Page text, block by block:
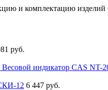
и комплектацию изделий
руб.
Весовой индикатор CAS NT-
12 6 447 руб.